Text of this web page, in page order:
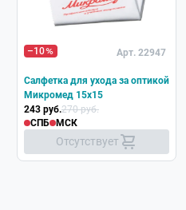
–10 Арт. 22947
Салфетка для ухода за оптикой
Микромед 15x15
243 руб.270 руб.
СПБ
МСК
Отсутствует